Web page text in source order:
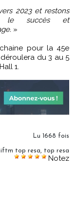
2023 et restons
le succès et
»
pour la 45e
du 3 au 5
1.
Lu 1668 fois
iftm top resa, top resa
Notez